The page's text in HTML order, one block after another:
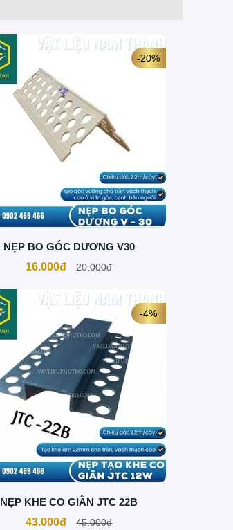
NẸP BO GÓC DƯƠNG V30
16.000đ
20.000đ
-20%
NẸP KHE CO GIÃN JTC 22B
43.000đ
45.000đ
-4%